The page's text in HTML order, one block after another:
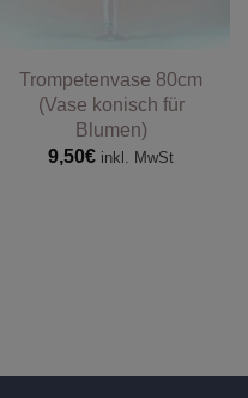
Trompetenvase 80cm
(Vase konisch für
Blumen)
9,50€ inkl. MwSt